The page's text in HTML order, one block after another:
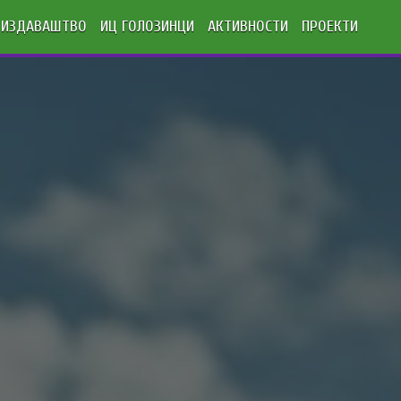
ИЗДАВАШТВО ИЦ ГОЛОЗИНЦИ АКТИВНОСТИ ПРОЕКТИ